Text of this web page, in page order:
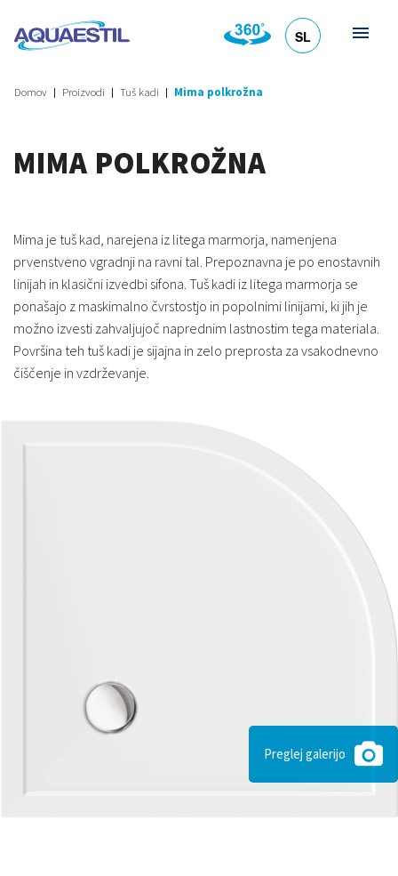
SL
Domov Proizvodi Tuš kadi Mima polkrožna
MIMA POLKROŽNA
Mima je tuš kad, narejena iz litega marmorja, namenjena
prvenstveno vgradnji na ravni tal. Prepoznavna je po enostavnih
linijah in klasični izvedbi sifona. Tuš kadi iz litega marmorja se
ponašajo z maskimalno čvrstostjo in popolnimi linijami, ki jih je
možno izvesti zahvaljujoč naprednim lastnostim tega materiala.
Površina teh tuš kadi je sijajna in zelo preprosta za vsakodnevno
čiščenje in vzdrževanje.
Preglej galerijo